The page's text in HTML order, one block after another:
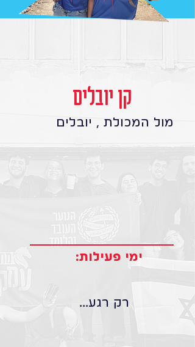
קן יובלים
ימי פעילות:
מול המכולת , יובלים
רק רגע...